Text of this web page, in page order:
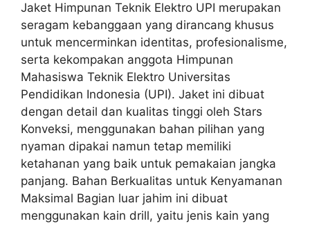
Jaket Himpunan Teknik Elektro UPI merupakan
seragam kebanggaan yang dirancang khusus
untuk mencerminkan identitas, profesionalisme,
serta kekompakan anggota Himpunan
Mahasiswa Teknik Elektro Universitas
Pendidikan Indonesia (UPI). Jaket ini dibuat
dengan detail dan kualitas tinggi oleh Stars
Konveksi, menggunakan bahan pilihan yang
nyaman dipakai namun tetap memiliki
ketahanan yang baik untuk pemakaian jangka
panjang. Bahan Berkualitas untuk Kenyamanan
Maksimal Bagian luar jahim ini dibuat
menggunakan kain drill, yaitu jenis kain yang